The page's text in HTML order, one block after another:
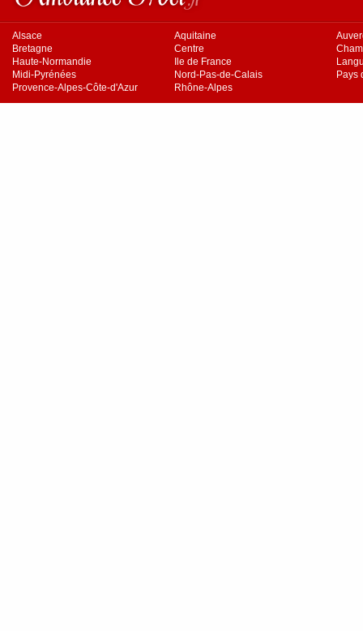
Alsace Aquitaine
Bretagne
Centre
Haute-Normandie
Ile de France
Midi-Pyrénées
Nord-Pas-de-Calais
Pays
Provence-Alpes-Côte-d'Azur
Rhône-Alpes